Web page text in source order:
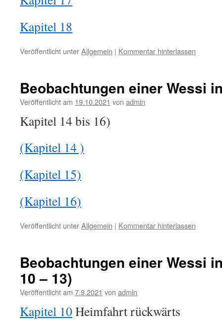
Kapitel 18
Veröffentlicht unterAllgemein | Kommentar hinterlassen
Beobachtungen einer Wessi
Veröffentlicht am 19.10.2021 von admin
Kapitel 14 bis 16)
(Kapitel 14 )
(Kapitel 15)
(Kapitel 16)
Veröffentlicht unterAllgemein | Kommentar hinterlassen
Beobachtungen einer Wessi
10 – 13)
Veröffentlicht am 7.9.2021 von admin
Kapitel 10Heimfahrt rückwärts